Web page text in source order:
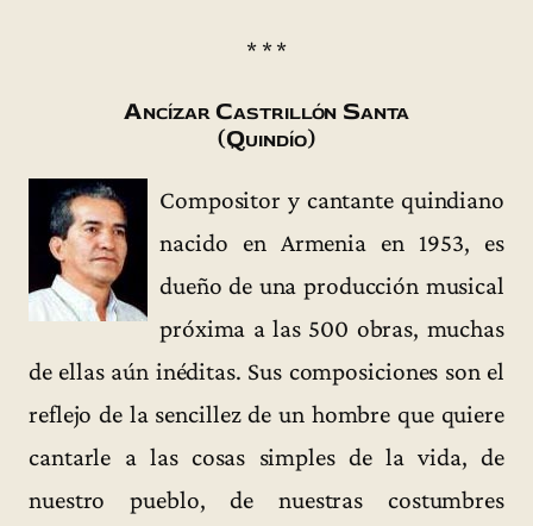
* * *
Ancízar Castrillón Santa
(Quindío)
Compositor y cantante quindiano
nacido en Armenia en 1953, es
dueño de una producción musical
próxima a las 500 obras, muchas
de ellas aún inéditas. Sus composiciones son el
reflejo de la sencillez de un hombre que quiere
cantarle a las cosas simples de la vida, de
nuestro pueblo, de nuestras costumbres